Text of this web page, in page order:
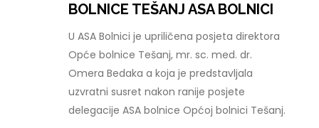
BOLNICE TEŠANJ ASA BOLNICI
U ASA Bolnici je upriličena posjeta direktora
Opće bolnice Tešanj, mr. sc. med. dr.
Omera Bedaka a koja je predstavljala
uzvratni susret nakon ranije posjete
delegacije ASA bolnice Općoj bolnici Tešanj.